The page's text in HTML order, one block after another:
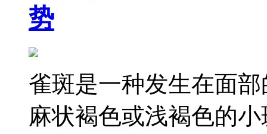
势
雀斑是一种发生在面
麻状褐色或浅褐色的